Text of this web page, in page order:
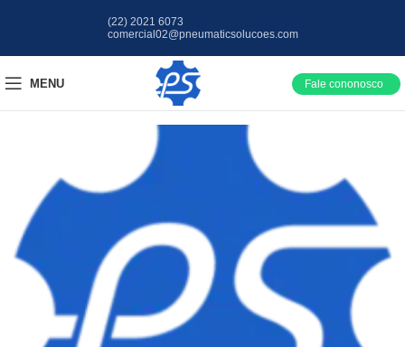
(22) 2021 6073
comercial02@pneumaticsolucoes.com
MENU Fale cononosco